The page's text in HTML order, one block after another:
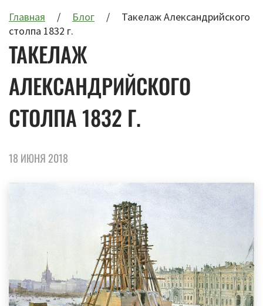
Главная Блог
Такелаж Александрийского
столпа 1832 г.
ТАКЕЛАЖ
АЛЕКСАНДРИЙСКОГО
СТОЛПА 1832 Г.
18 ИЮНЯ 2018